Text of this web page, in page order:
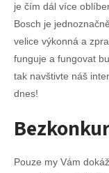
je čím dál více
Bosch je
velice výkonná a
funguje a fungovat
tak navštivte náš
dnes!
Pouze my Vám